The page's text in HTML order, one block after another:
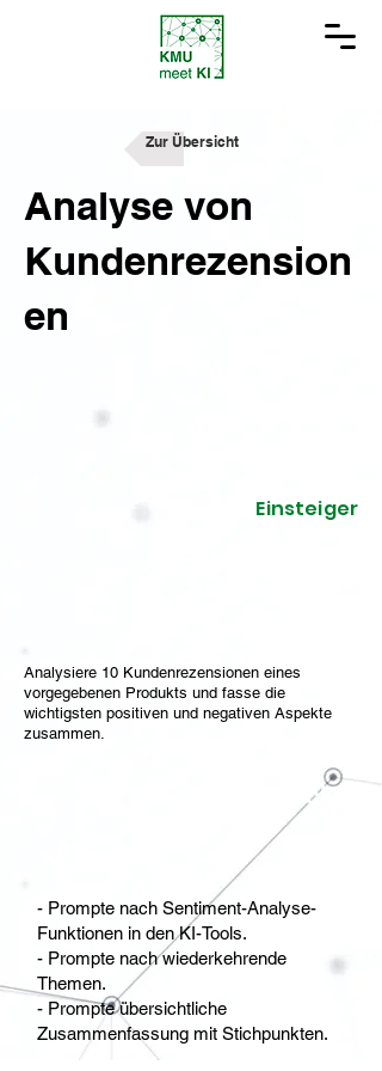
Zur Übersicht
Analyse von
Kundenrezension
en
Einsteiger
Analysiere 10 Kundenrezensionen eines
vorgegebenen Produkts und fasse die
wichtigsten positiven und negativen Aspekte
zusammen.
Tipps und Tricks
- Prompte nach Sentiment-Analyse-
Funktionen in den KI-Tools.
- Prompte nach wiederkehrende
Themen.
- Prompte übersichtliche
Zusammenfassung mit Stichpunkten.